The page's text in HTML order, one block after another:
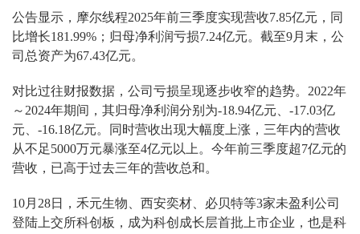
公告显示，摩尔线程2025年前三季度实现营收7.85亿元，同
比增长181.99%；归母净利润亏损7.24亿元。截至9月末，公
司总资产为67.43亿元。
对比过往财报数据，公司亏损呈现逐步收窄的趋势。 2022年
～2024年期间，其归母净利润分别为-18.94亿元、-17.03亿
元、-16.18亿元。同时营收出现大幅度上涨，三年内的营收
从不足5000万元暴涨至4亿元以上。今年前三季度超7亿元的
营收，已高于过去三年的营收总和。
10月28日 ， 禾元生物、西安奕材、必贝特等3家未盈利公司
登陆上交所科创板，成为科创成长层首批上市企业 ，也是科